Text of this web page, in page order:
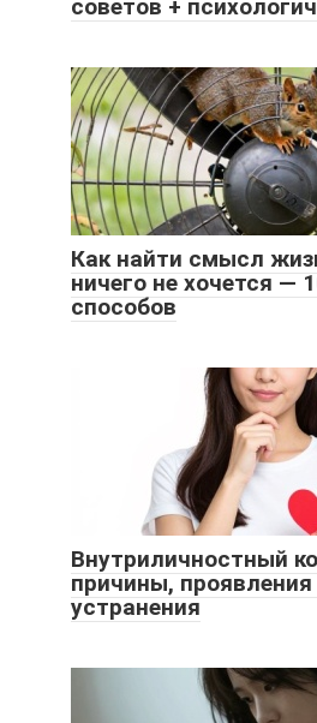
советов +
Как найти смысл
ничего не хочется —
способов
Внутриличностный
причины,
устранения